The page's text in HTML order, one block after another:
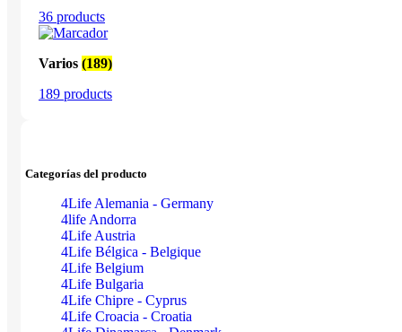
36 products
Varios (189)
189 products
Categorías del producto
4Life Alemania - Germany
4life Andorra
4Life Austria
4Life Bélgica - Belgique
4Life Belgium
4Life Bulgaria
4Life Chipre - Cyprus
4Life Croacia - Croatia